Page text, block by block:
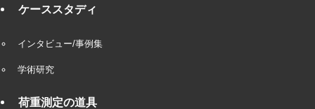
ケーススタディ
インタビュー/事例集
学術研究
荷重測定の道具